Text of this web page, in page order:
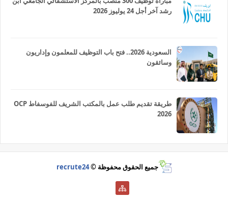
رشد آخر أجل 24 يوليوز 2026
السعودية 2026.. فتح باب التوظيف للمعلمون وإداريون
وسائقون
طريقة تقديم طلب عمل بالمكتب الشريف للفوسفاط OCP
2026
جميع الحقوق محفوظة ©recrute24